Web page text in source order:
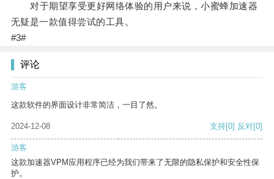
对于期望享受更好网络体验的用户来说，小蜜蜂加速器
无疑是一款值得尝试的工具。
#3#
评论
游客
这款软件的界面设计非常简洁，一目了然。
2024-12-08 支持[0] 反对[0]
游客
这款加速器VPM应用程序已经为我们带来了无限的隐私保护和安全性保
护。